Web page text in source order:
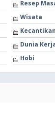
Resep
Wisata
Kecantikan
Dunia
Hobi